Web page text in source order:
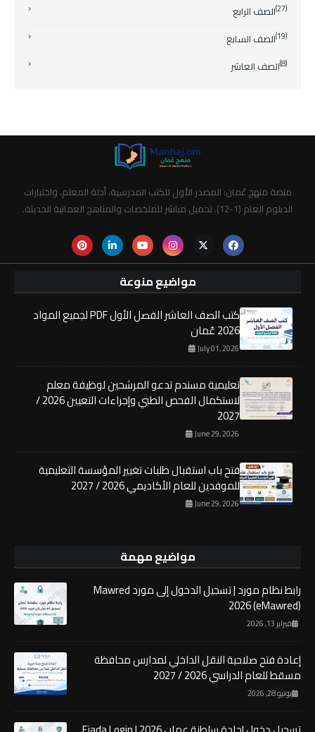
الصف الرابع (27)
الصف السابع (19)
الصف العاشر (8)
منصة منهج عُمان: المصدر الأول للكتب المدرسية، أدلة المعلم، واختبارات
الدبلوم العام (1-12). تحميل مباشر للملخصات والمناهج العمانية الحديثة.
مواضيع منوعة
كتب الصف العاشر الفصل الأول PDF لجميع المواد
2026 عُمان
July 01, 2026
تعليمية مسندم تدعو المرشحين لوظيفة معلم
لاستكمال الفحص الطبي وإجراءات التعيين 2026 /
2027
June 29, 2026
فتح باب استقبال طلبات تغيير المؤسسة التعليمية
للموفدين للعام الأكاديمي 2026 / 2027
June 29, 2026
مواضيع مهمة
رابط نظام مورد | تسجيل الدخول إلى مورد Mawred
2026 (eMawred)
فبراير 13, 2026
إعادة فتح صلاحية النقل الداخلي لمدارس محافظة
مسقط للعام الدراسي 2026 / 2027
يونيو 28, 2026